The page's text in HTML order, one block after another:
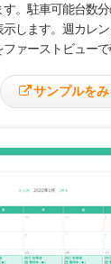
す。駐車可能台数
します。週カレ
ァーストビューで
サンプルをみ